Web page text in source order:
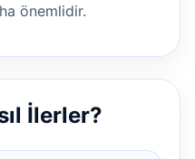
önemlidir.
İlerler?